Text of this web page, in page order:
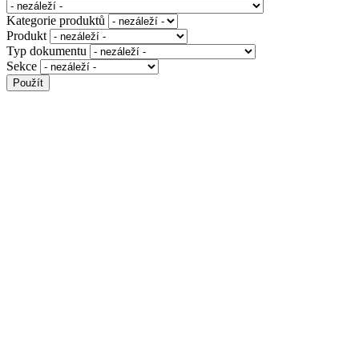
Kategorie produktů
Produkt
Typ dokumentu
Sekce